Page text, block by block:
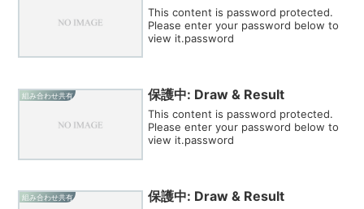
This content is password protected.
Please enter your password below to
view it.password
組み合わせ共有 保護中: Draw & Result
This content is password protected.
Please enter your password below to
view it.password
組み合わせ共有 保護中: Draw & Result